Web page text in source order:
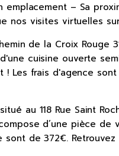
– Sa
nos visites virtuelles
de la Croix Rouge
cuisine ouverte
Les frais d'agence
au 118 Rue Saint
d’une pièce de
de 372€.